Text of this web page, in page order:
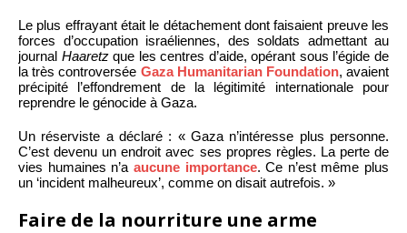
Le plus effrayant était le détachement dont faisaient preuve les
forces d’occupation israéliennes, des soldats admettant au
journal Haaretzque les centres d’aide, opérant sous l’égide de
la très controversée Gaza Humanitarian Foundation, avaient
précipité l’effondrement de la légitimité internationale pour
reprendre le génocide à Gaza.
Un réserviste a déclaré : « Gaza n’intéresse plus personne.
C’est devenu un endroit avec ses propres règles. La perte de
vies humaines n’a aucune importance. Ce n’est même plus
un ‘incident malheureux’, comme on disait autrefois. »
Faire de la nourriture une arme